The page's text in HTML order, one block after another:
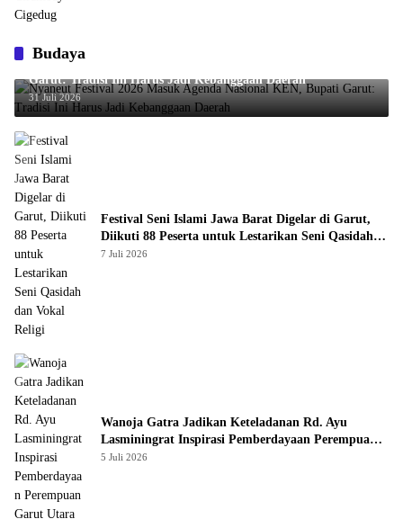
Budaya
Nyaneut Festival 2026 Masuk Agenda Nasional KEN, Bupati
Garut: Tradisi Ini Harus Jadi Kebanggaan Daerah
31 Juli 2026
Festival Seni Islami Jawa Barat Digelar di Garut,
Diikuti 88 Peserta untuk Lestarikan Seni Qasidah
dan Vokal Religi
7 Juli 2026
Wanoja Gatra Jadikan Keteladanan Rd. Ayu
Lasminingrat Inspirasi Pemberdayaan Perempuan
Garut Utara
5 Juli 2026